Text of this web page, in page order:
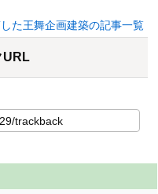
た王舞企画建築の記事一覧
URL